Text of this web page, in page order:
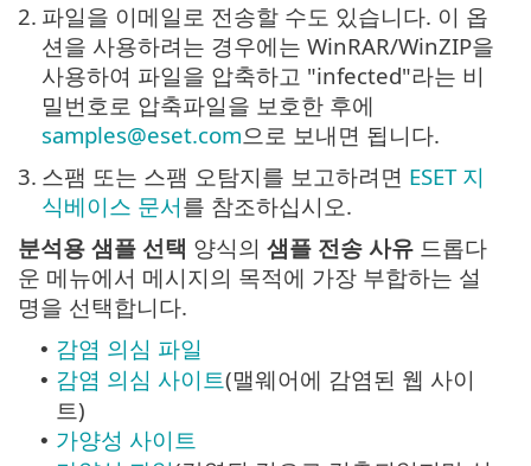
2. 파일을 이메일로 전송할 수도 있습니다. 이 옵
션을 사용하려는 경우에는 WinRAR/WinZIP을
사용하여 파일을 압축하고 "infected"라는 비
밀번호로 압축파일을 보호한 후에
samples@eset.com으로 보내면 됩니다.
3. 스팸 또는 스팸 오탐지를 보고하려면 ESET 지
식베이스 문서를 참조하십시오.
분석용 샘플 선택 양식의 샘플 전송 사유 드롭다
운 메뉴에서 메시지의 목적에 가장 부합하는 설
명을 선택합니다.
• 감염 의심 파일
• 감염 의심 사이트(맬웨어에 감염된 웹 사이
트)
• 가양성 사이트